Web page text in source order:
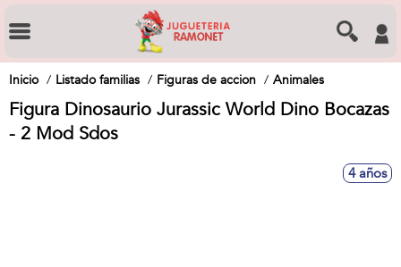
Inicio Listado familias Figuras de accion Animales
Figura Dinosaurio Jurassic World Dino Bocazas
- 2 Mod Sdos
4 años